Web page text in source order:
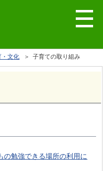
・文化 ＞ 子育ての取り組み
の勉強できる場所の利用に